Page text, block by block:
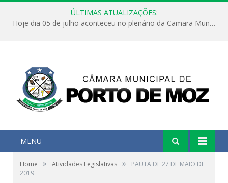
ÚLTIMAS ATUALIZAÇÕES:
Hoje dia 05 de julho aconteceu no plenário da Camara Municipal de Porto de Moz a Sessão Solene de Abertura dos Trabalhos Legislativos 2º Período da 23ª Legislatura
MENU
Home » Atividades Legislativas »
PAUTA DE 27 DE MAIO DE
2019